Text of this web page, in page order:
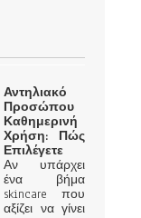
Αντηλιακό
Προσώπου
Καθημερινή
Χρήση: Πώς
Επιλέγετε
Αν υπάρχει
ένα βήμα
skincare που
αξίζει να γίνει